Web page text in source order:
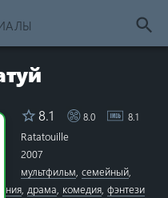
8.1 8.0 8.1
Ratatouille
2007
мультфильм семейный
драма комедия фэнтези